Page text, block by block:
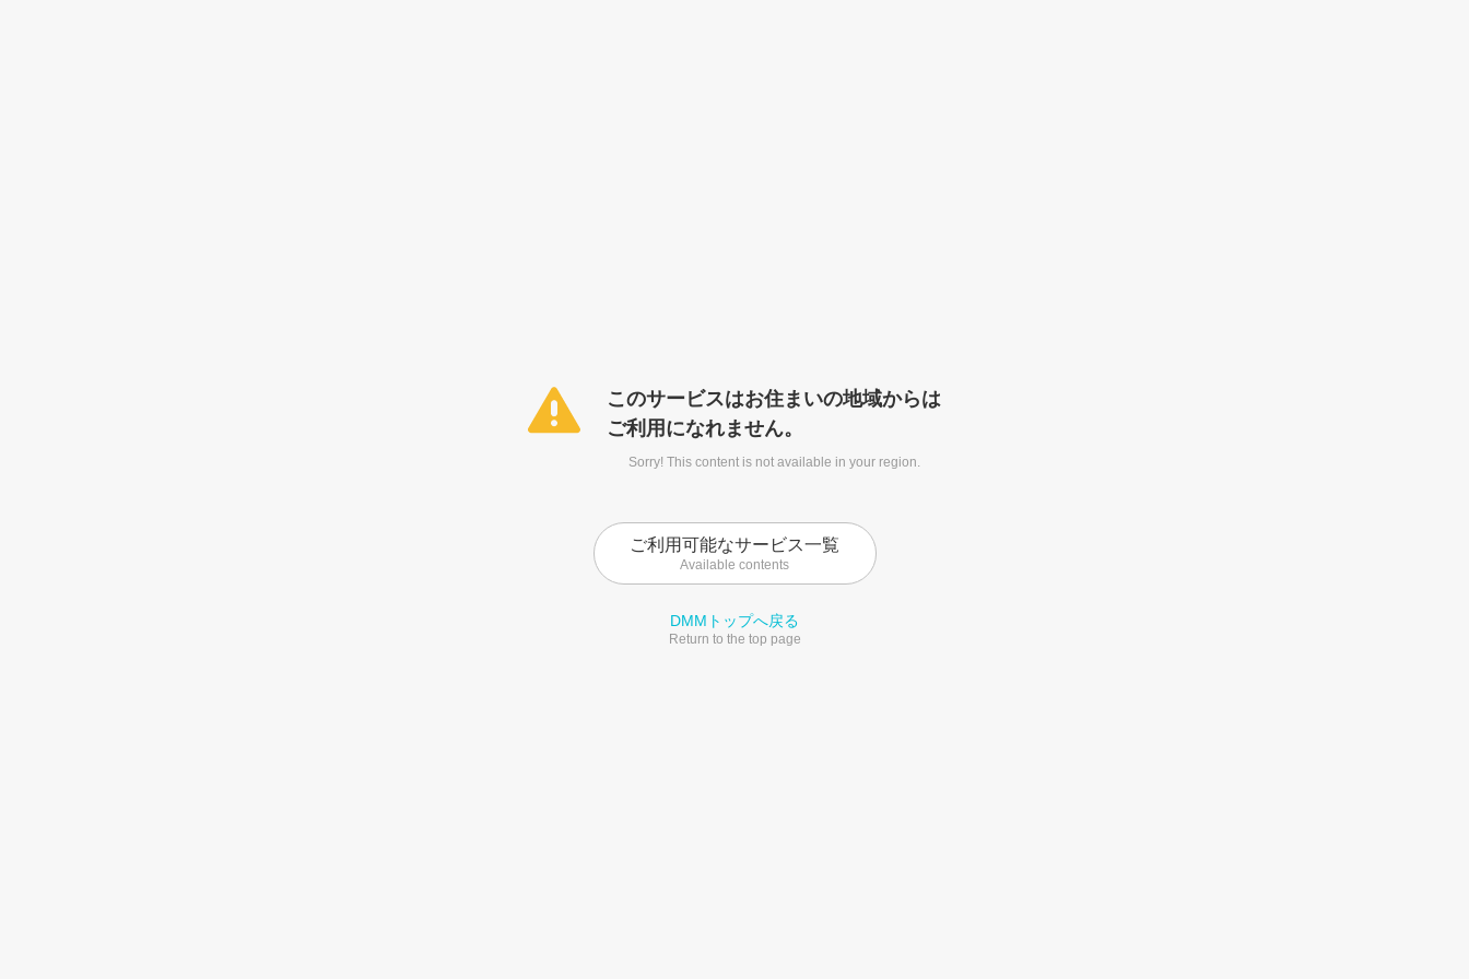
このサービスはお住まいの地域からは
ご利用になれません。
Sorry! This content is not available in your region.
ご利用可能なサービス一覧
Available contents
DMMトップへ戻る
Return to the top page